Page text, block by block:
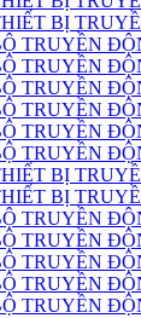
BỊ
TRUYỀN
TRUYỀN
TRUYỀN
TRUYỀN
TRUYỀN
TRUYỀN
BỊ
BỊ
TRUYỀN
TRUYỀN
TRUYỀN
TRUYỀN
TRUYỀN